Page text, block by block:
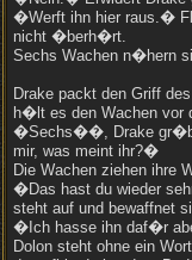
�Werft ihn hier raus.�
nicht �berh�rt.
Sechs Wachen n�hern
Drake packt den Griff
h�lt es den Wachen vor
�Sechs��, Drake
mir, was meint ihr?�
Die Wachen ziehen ihre
�Das hast du wieder
steht auf und bewaffnet
�Ich hasse ihn daf�r
Dolon steht ohne ein